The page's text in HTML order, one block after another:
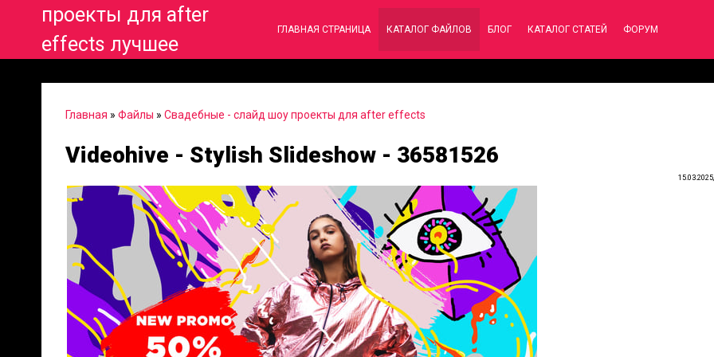
проекты для after
effects лучшее
ГЛАВНАЯ СТРАНИЦА КАТАЛОГ ФАЙЛОВ БЛОГ КАТАЛОГ СТАТЕЙ ФОРУМ
Главная » Файлы » Свадебные - слайд шоу проекты для after effects
Videohive - Stylish Slideshow - 36581526